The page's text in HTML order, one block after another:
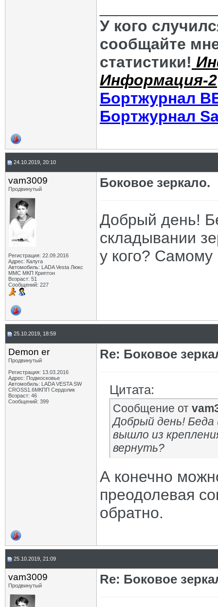
У кого
сообщайте
статистики!
Информация-2
Бортжурнал
Бортжурнал
24.10.2019, 20:10
vam3009
Продвинутый
Регистрация: 22.09.2016
Адрес: Калуга
Автомобиль: LADA Vesta Люкс
ММС МКП Криптон
Возраст: 51
Сообщений: 227
Боковое зеркало.
Добрый день!
складывании
у кого?
25.10.2019, 18:59
Demon er
Продвинутый
Регистрация: 13.03.2016
Адрес: Подмосковье
Автомобиль: LADA VESTA SW
CROSS1.6МКПП Сердолик
Возраст: 46
Сообщений: 399
Re: Боковое
Цитата:
Сообщение от
Добрый день! Беда
вышло из
вернуть?
А конечно
преодолевая
обратно.
25.10.2019, 21:09
vam3009
Продвинутый Re: Боковое